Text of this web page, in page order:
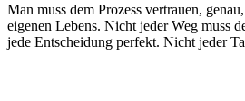
Man muss dem Prozess vertrauen,
eigenen Lebens. Nicht jeder Weg muss
jede Entscheidung perfekt. Nicht jeder